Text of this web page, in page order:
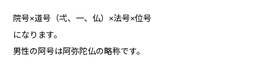
院号×道号（弌、一、仏）×法号×位号
になります。
男性の阿号は阿弥陀仏の略称です。